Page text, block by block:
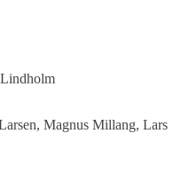
Magnus Millang, Lars